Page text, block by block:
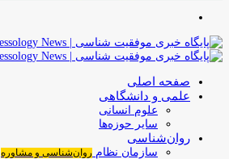
صفحه اصلی
علمی و دانشگاهی
علوم انسانی
سایر حوزه‌ها
روان‌شناسی
سازمان نظام روان‌شناسی و مشاوره